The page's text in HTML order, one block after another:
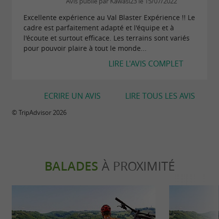
à proximité de sites historiques.
Pour rendre vos parties depaintball
inoubliables, nous mettons à votre disposition
terrains naturels. Chaque espace
variés, à découvrir et à redécouvrir au fil des
saisons.
L’intérêt de proposer des activités de loisir
paintball dans le Tarn-et-Garonne est que le
Excellente expérience au Val Blaster Expérience !! Le
cadre est parfaitement adapté et l'équipe et à
l'écoute et surtout efficace. Les terrains sont variés
pour pouvoir plaire à tout le monde...
LIRE L'AVIS COMPLET
LIRE TOUS LES AVIS
ECRIRE UN AVIS
© TripAdvisor 2026
BALADES À PROXIMITÉ